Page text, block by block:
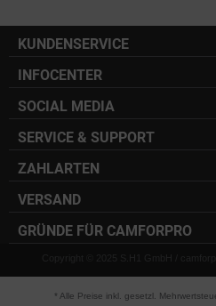
KUNDENSERVICE
INFOCENTER
SOCIAL MEDIA
SERVICE & SUPPORT
ZAHLARTEN
VERSAND
GRÜNDE FÜR CAMFORPRO
Copyright © 2025 S.H1 GmbH /
* Alle Preise inkl. gesetzl.